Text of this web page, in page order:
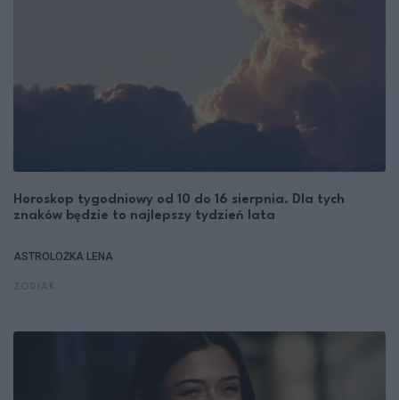
Horoskop tygodniowy od 10 do 16 sierpnia. Dla tych
znaków będzie to najlepszy tydzień lata
ASTROLOŻKA LENA